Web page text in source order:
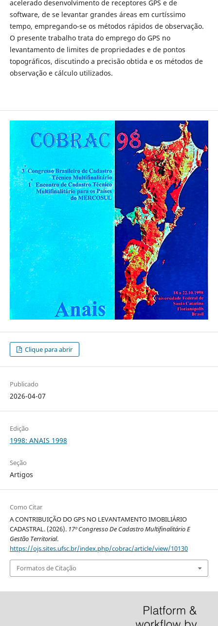
acelerado desenvolvimento de receptores GPS e de
software, de se levantar grandes áreas em curtíssimo
tempo, empregando-se os métodos rápidos de observação.
O presente trabalho trata do emprego do GPS no
levantamento de limites de propriedades e de pontos
topográficos, discutindo a precisão obtida e os métodos de
observação e cálculo utilizados.
Clique para abrir
Publicado
2026-04-07
Edição
1998: ANAIS 1998
Seção
Artigos
Como Citar
A CONTRIBUIÇÃO DO GPS NO LEVANTAMENTO IMOBILIÁRIO
CADASTRAL. (2026). 17º Congresso De Cadastro Multifinalitário E
Gestão Territorial.
https://ojs.sites.ufsc.br/index.php/cobrac/article/view/10130
Formatos de Citação